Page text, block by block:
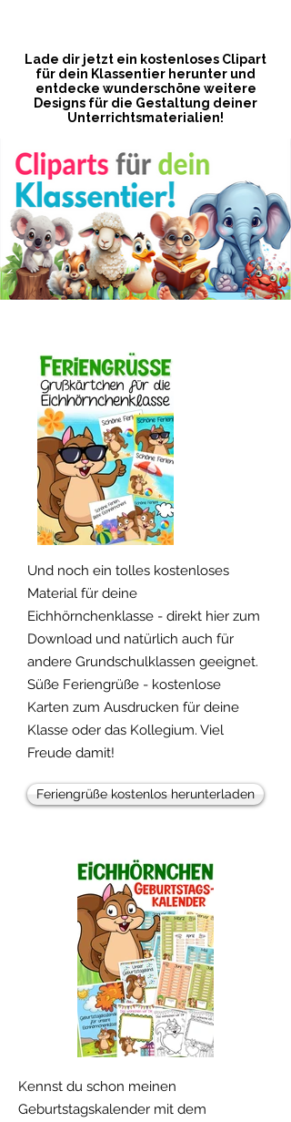
Lade dir jetzt ein kostenloses Clipart
für dein Klassentier herunter und
entdecke wunderschöne weitere
Designs für die Gestaltung deiner
Unterrichtsmaterialien!
Und noch ein tolles kostenloses
Material für deine
Eichhörnchenklasse - direkt hier zum
Download und natürlich auch für
andere Grundschulklassen geeignet.
Süße Feriengrüße - kostenlose
Karten zum Ausdrucken für deine
Klasse oder das Kollegium. Viel
Freude damit!
Feriengrüße kostenlos herunterladen
Kennst du schon meinen
Geburtstagskalender mit dem